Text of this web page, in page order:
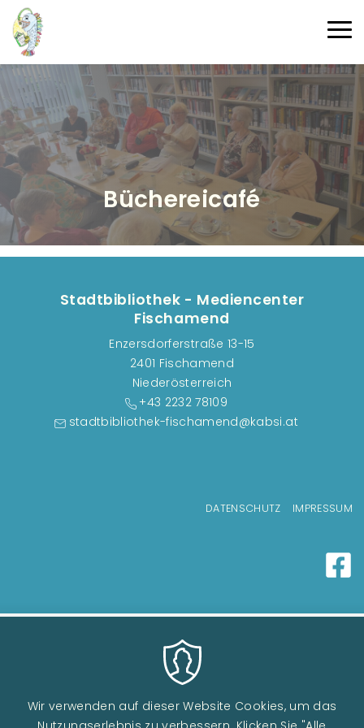
Büchereicafé
Stadtbibliothek - Mediencenter
Fischamend
Enzersdorferstraße 13-15
2401 Fischamend
Niederösterreich
+43 2232 78109
stadtbibliothek-fischamend@kabsi.at
DATENSCHUTZ IMPRESSUM
Wir verwenden auf dieser Website Cookies, um das